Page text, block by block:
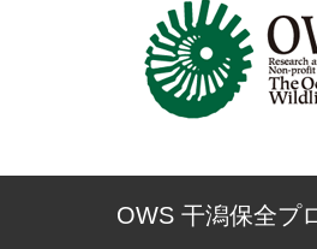
OWS 干潟保全プ